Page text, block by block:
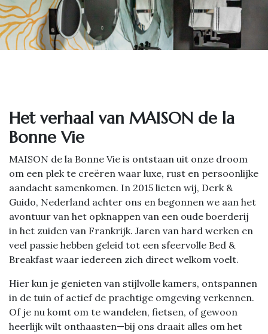
Het ve​rhaal van MAISON de la
Bonne Vie
MAISON de la Bonne Vie is ontstaan uit onze droom
om een plek te creëren waar luxe, rust en persoonlijke
aandacht samenkomen. In 2015 lieten wij, Derk &
Guido, Nederland achter ons en begonnen we aan het
avontuur van het opknappen van een oude boerderij
in het zuiden van Frankrijk. Jaren van hard werken en
veel passie hebben geleid tot een sfeervolle Bed &
Breakfast waar iedereen zich direct welkom voelt.
Hier kun je genieten van stijlvolle kamers, ontspannen
in de tuin of actief de prachtige omgeving verkennen.
Of je nu komt om te wandelen, fietsen, of gewoon
heerlijk wilt onthaasten—bij ons draait alles om het